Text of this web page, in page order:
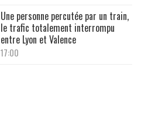
Une personne percutée par un train,
le trafic totalement interrompu
entre Lyon et Valence
17:00